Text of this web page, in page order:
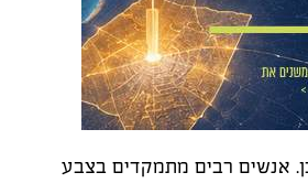
אנשים רבים מתמקדים בצבע